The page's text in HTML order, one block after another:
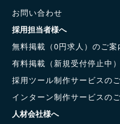
お問い合わせ
採用担当者様へ
無料掲載（0円求人）のご案
有料掲載（新規受付停止中
採用ツール制作サービスの
インターン制作サービスの
人材会社様へ